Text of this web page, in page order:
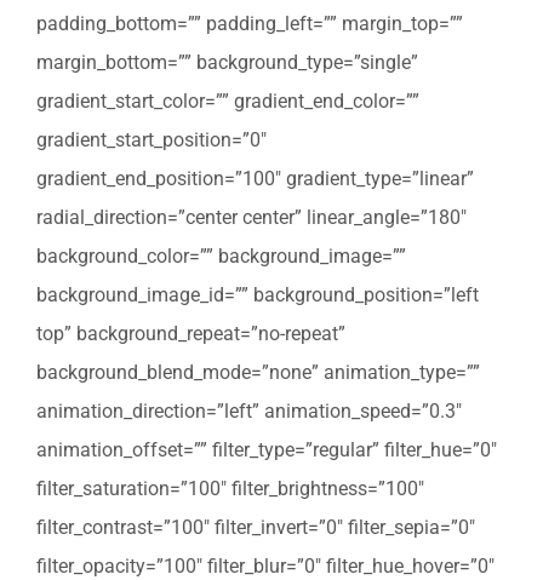
padding_bottom=”” padding_left=”” margin_top=””
margin_bottom=”” background_type=”single”
gradient_start_color=”” gradient_end_color=””
gradient_start_position=”0″
gradient_end_position=”100″ gradient_type=”linear”
radial_direction=”center center” linear_angle=”180″
background_color=”” background_image=””
background_image_id=”” background_position=”left
top” background_repeat=”no-repeat”
background_blend_mode=”none” animation_type=””
animation_direction=”left” animation_speed=”0.3″
animation_offset=”” filter_type=”regular” filter_hue=”0″
filter_saturation=”100″ filter_brightness=”100″
filter_contrast=”100″ filter_invert=”0″ filter_sepia=”0″
filter_opacity=”100″ filter_blur=”0″ filter_hue_hover=”0″